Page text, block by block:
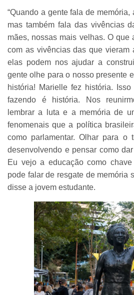
“Quando a gente fala de
mas também fala das vivências
mães, nossas mais velhas. O que
com as vivências das que vieram
elas podem nos ajudar a
gente olhe para o nosso presente
história! Marielle fez história.
fazendo é história. Nos
lembrar a luta e a memória de
fenomenais que a política
como parlamentar. Olhar para o
desenvolvendo e pensar como
Eu vejo a educação como
pode falar de resgate de memória
disse a jovem estudante.